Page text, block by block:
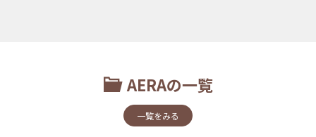
AERAの一覧
一覧をみる